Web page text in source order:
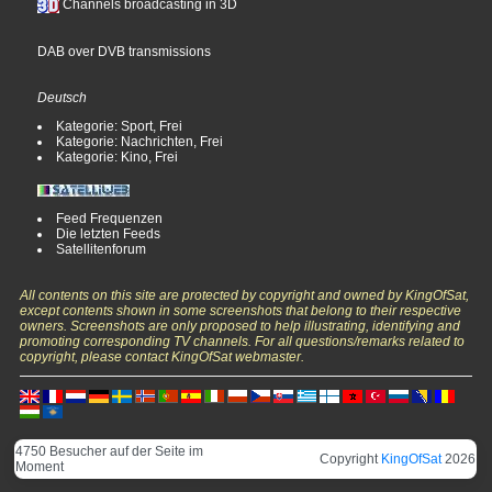
Channels broadcasting in 3D
DAB over DVB transmissions
Deutsch
Kategorie: Sport, Frei
Kategorie: Nachrichten, Frei
Kategorie: Kino, Frei
Feed Frequenzen
Die letzten Feeds
Satellitenforum
All contents on this site are protected by copyright and owned by KingOfSat,
except contents shown in some screenshots that belong to their respective
owners. Screenshots are only proposed to help illustrating, identifying and
promoting corresponding TV channels. For all questions/remarks related to
copyright, please contact KingOfSat webmaster.
4750 Besucher auf der Seite im
Moment
Copyright KingOfSat2026